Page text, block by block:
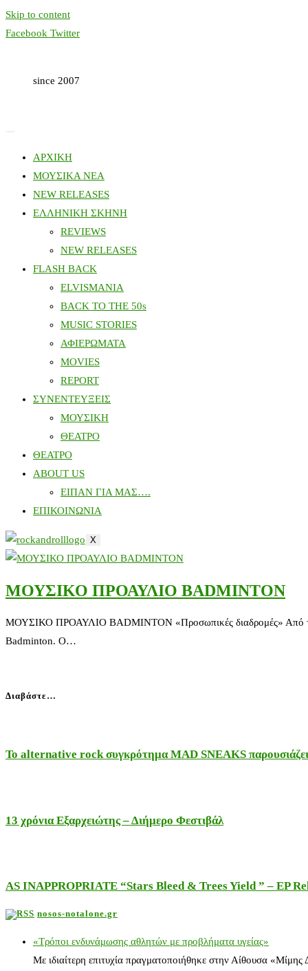
Skip to content
Facebook Twitter
since 2007
ΑΡΧΙΚΗ
ΜΟΥΣΙΚΑ ΝΕΑ
NEW RELEASES
ΕΛΛΗΝΙΚΗ ΣΚΗΝΗ
REVIEWS
NEW RELEASES
FLASH BACK
ELVISMANIA
BACK TO THE 50s
MUSIC STORIES
ΑΦΙΕΡΩΜΑΤΑ
MOVIES
REPORT
ΣΥΝΕΝΤΕΥΞΕΙΣ
ΜΟΥΣΙΚΗ
ΘΕΑΤΡΟ
ΘΕΑΤΡΟ
ABOUT US
ΕΙΠΑΝ ΓΙΑ ΜΑΣ….
ΕΠΙΚΟΙΝΩΝΙΑ
X
ΜΟΥΣΙΚΟ ΠΡΟΑΥΛΙΟ BADMINTON
ΜΟΥΣΙΚΟ ΠΡΟΑΥΛΙΟ BADMINTON «Προσωπικές διαδρομές» Από τις 3
Badminton. Ο…
Διαβάστε…
Το alternative rock συγκρότημα MAD SNEAKS
13 χρόνια Εξαρχειώτης – Διήμερο Φεστιβάλ
AS INAPPROPRIATE “Stars Bleed & Trees Yield ” – EP
nosos-notalone.gr
«Τρόποι ενδυνάμωσης αθλητών με προβλήματα υγείας»
Με ιδιαίτερη επιτυχία πραγματοποιήθηκε στην Αίθουσα